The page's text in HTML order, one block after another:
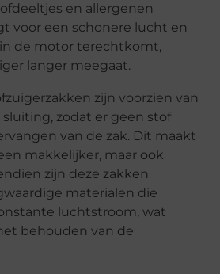
en allergenen
voor een schonere lucht en
de motor terechtkomt,
langer meegaat.
zijn voorzien van
zodat er geen stof
van de zak. Dit maakt
makkelijker, maar ook
zijn deze zakken
materialen die
luchtstroom, wat
behouden van de